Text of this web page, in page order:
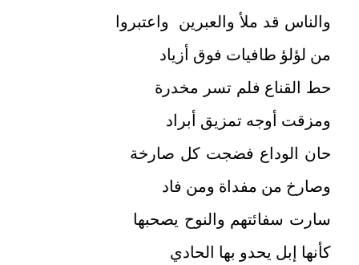
والناس قد ملأ والعبرين واعتبروا
من لؤلؤ طافيات فوق أزياد
حط القناع فلم تسر مخدرة
ومزقت أوجه تمزيق أبراد
حان الوداع فضجت كل صارخة
وصارخ من مفداة ومن فاد
سارت سفائتهم والنوح يصحبها
كأنها إبل يحدو بها الحادي